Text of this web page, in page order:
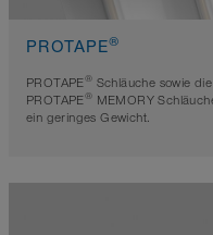
PROTAPE®
PROTAPE® Schläuche sowie
PROTAPE® MEMORY
ein geringes Gewicht.